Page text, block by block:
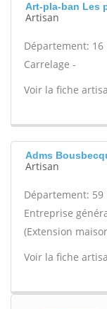
Art-pla-ban Les
Artisan
Département: 16
Carrelage -
Voir la fiche
Adms
Artisan
Département: 59
Entreprise
(Extension
Voir la fiche